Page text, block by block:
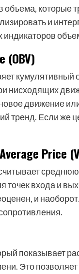
которые
и
(OBV)
нисходящих
движение
тренд. Если же
Price
точек входа и
и
показывает
Это